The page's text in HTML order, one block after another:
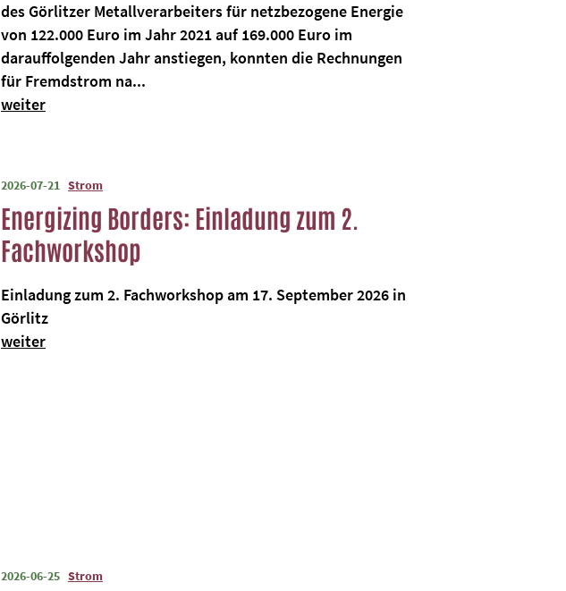
des Görlitzer Metallverarbeiters für netzbezogene Energie
von 122.000 Euro im Jahr 2021 auf 169.000 Euro im
darauffolgenden Jahr anstiegen, konnten die Rechnungen
für Fremdstrom na...
weiter
2026-07-21 Strom
Energizing Borders: Einladung zum 2.
Fachworkshop
Einladung zum 2. Fachworkshop am 17. September 2026 in
Görlitz
weiter
2026-06-25 Strom